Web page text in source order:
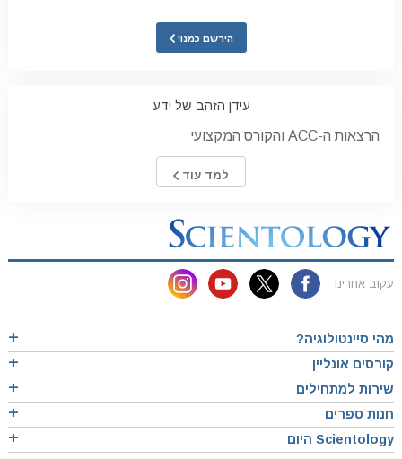
הירשם כמנוי
עידן הזהב של ידע
הרצאות ה-ACC והקורס המקצועי
למד עוד
עקוב אחרינו
מהי סיינטולוגיה?
קורסים אונליין
שירות למתחילים
חנות ספרים
Scientology היום